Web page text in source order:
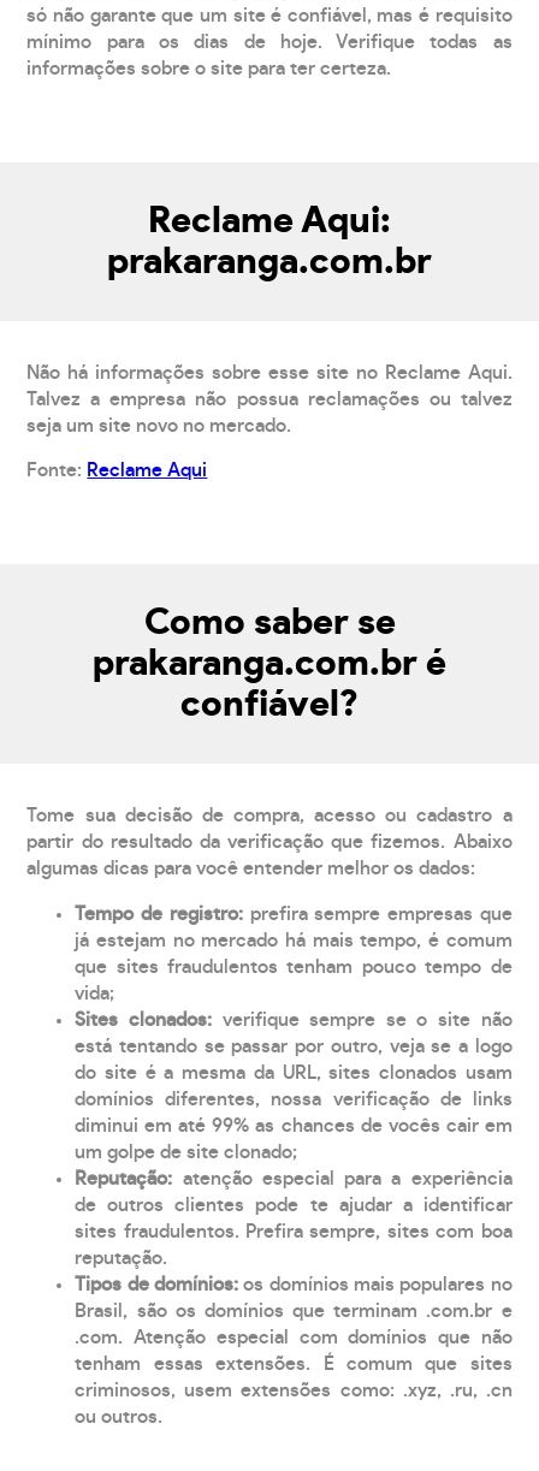
só não garante que um site é confiável, mas é requisito
mínimo para os dias de hoje. Verifique todas as
informações sobre o site para ter certeza.
Reclame Aqui:
prakaranga.com.br
Não há informações sobre esse site no Reclame Aqui.
Talvez a empresa não possua reclamações ou talvez
seja um site novo no mercado.
Fonte: Reclame Aqui
Como saber se
prakaranga.com.br é
confiável?
Tome sua decisão de compra, acesso ou cadastro a
partir do resultado da verificação que fizemos. Abaixo
algumas dicas para você entender melhor os dados:
Tempo de registro: prefira sempre empresas que
já estejam no mercado há mais tempo, é comum
que sites fraudulentos tenham pouco tempo de
vida;
Sites clonados: verifique sempre se o site não
está tentando se passar por outro, veja se a logo
do site é a mesma da URL, sites clonados usam
domínios diferentes, nossa verificação de links
diminui em até 99% as chances de vocês cair em
um golpe de site clonado;
Reputação: atenção especial para a experiência
de outros clientes pode te ajudar a identificar
sites fraudulentos. Prefira sempre, sites com boa
reputação.
Tipos de domínios:os domínios mais populares no
Brasil, são os domínios que terminam .com.br e
.com. Atenção especial com domínios que não
tenham essas extensões. É comum que sites
criminosos, usem extensões como: .xyz, .ru, .cn
ou outros.